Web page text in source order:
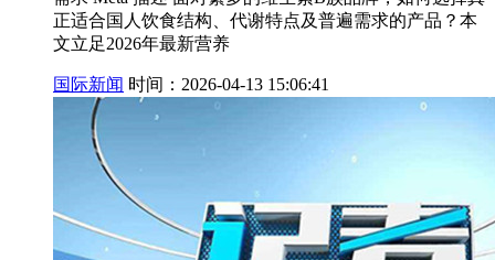
正适合国人饮食结构、代谢特点及普遍需求的产品？本
文立足2026年最新营养
国际新闻 时间：2026-04-13 15:06:41